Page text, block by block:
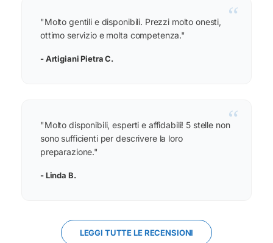
“
"Molto gentili e disponibili. Prezzi molto onesti,
ottimo servizio e molta competenza."
- Artigiani Pietra C.
“
"Molto disponibili, esperti e affidabili! 5 stelle non
sono sufficienti per descrivere la loro
preparazione."
- Linda B.
LEGGI TUTTE LE RECENSIONI